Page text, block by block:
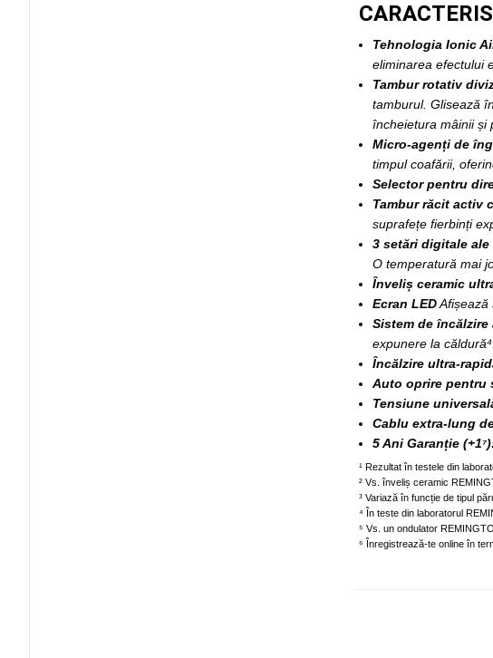
Tehnologia Ionic
eliminarea efectului
Tambur rotativ
tamburul. Glisează
încheietura mâinii și
Micro-agenți de
timpul coafării,
Selector pentru
Tambur răcit activ
suprafețe fierbinți
3 setări digitale ale
O temperatură mai
Înveliș ceramic
Ecran LEDAfișează
Sistem de încălzire
expunere la căldură⁴.
Încălzire ultra-
Auto oprire pentru
Tensiune
Cablu extra-lung
5 Ani Garanție
¹ Rezultat în testele din
² Vs. înveliș ceramic
³ Variază în funcție de tipul
⁴ În teste din laboratorul
⁵ Vs. un ondulator
⁶ Înregistrează-te online în